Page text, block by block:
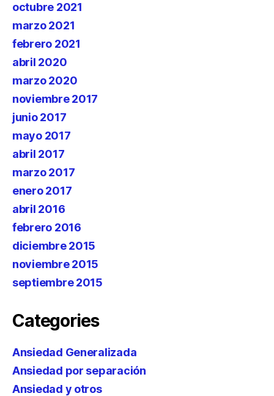
octubre 2021
marzo 2021
febrero 2021
abril 2020
marzo 2020
noviembre 2017
junio 2017
mayo 2017
abril 2017
marzo 2017
enero 2017
abril 2016
febrero 2016
diciembre 2015
noviembre 2015
septiembre 2015
Categories
Ansiedad Generalizada
Ansiedad por separación
Ansiedad y otros